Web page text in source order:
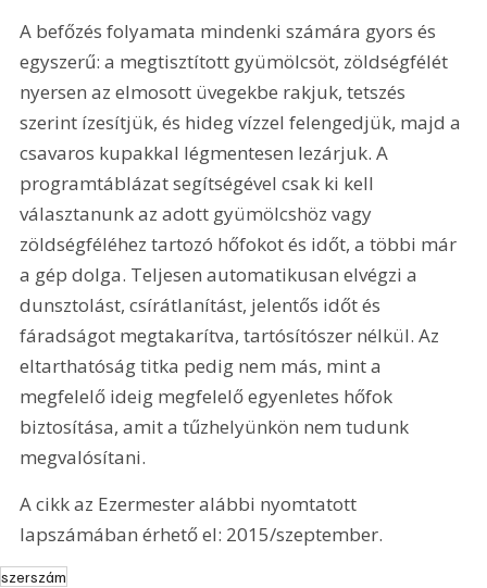
A befőzés folyamata mindenki számára gyors és
egyszerű: a megtisztított gyümölcsöt, zöldségfélét
nyersen az elmosott üvegekbe rakjuk, tetszés
szerint ízesítjük, és hideg vízzel felengedjük, majd a
csavaros kupakkal légmentesen lezárjuk. A
programtáblázat segítségével csak ki kell
választanunk az adott gyümölcshöz vagy
zöldségféléhez tartozó hőfokot és időt, a többi már
a gép dolga. Teljesen automatikusan elvégzi a
dunsztolást, csírátlanítást, jelentős időt és
fáradságot megtakarítva, tartósítószer nélkül. Az
eltarthatóság titka pedig nem más, mint a
megfelelő ideig megfelelő egyenletes hőfok
biztosítása, amit a tűzhelyünkön nem tudunk
megvalósítani.
A cikk az Ezermester alábbi nyomtatott
lapszámában érhető el: 2015/szeptember.
szerszám